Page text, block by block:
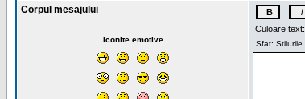
Corpul mesajului
Iconite emotive
Culoare text: